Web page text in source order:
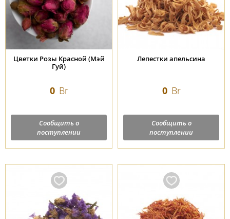
Цветки Розы Красной (Мэй
Гуй)
0 Br
Сообщить о
поступлении
Лепестки апельсина
0 Br
Сообщить о
поступлении